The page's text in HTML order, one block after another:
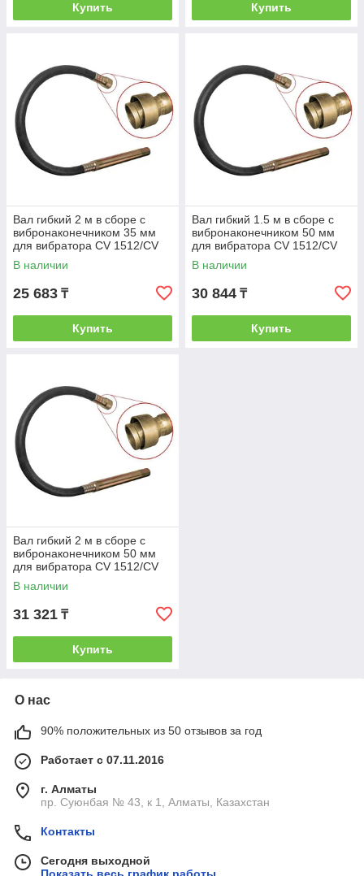
Купить Купить
Вал гибкий 2 м в сборе с
вибронаконечником 35 мм
для вибратора CV 1512/CV
2012 (диаметр
вибронаконечника 35
В наличии
25 683 ₸
Купить
Вал гибкий 1.5 м в сборе с
вибронаконечником 50 мм
для вибратора CV 1512/CV
2012 (WORTEX)
(VR155000013)
В наличии
30 844 ₸
Купить
Вал гибкий 2 м в сборе с
вибронаконечником 50 мм
для вибратора CV 1512/CV
2012 (WORTEX)
(VR205000013)
В наличии
31 321 ₸
Купить
О нас
90% положительных из 50 отзывов за год
Работает с 07.11.2016
г. Алматы
пр. Суюнбая № 43, к 1, Алматы, Казахстан
Контакты
Сегодня выходной